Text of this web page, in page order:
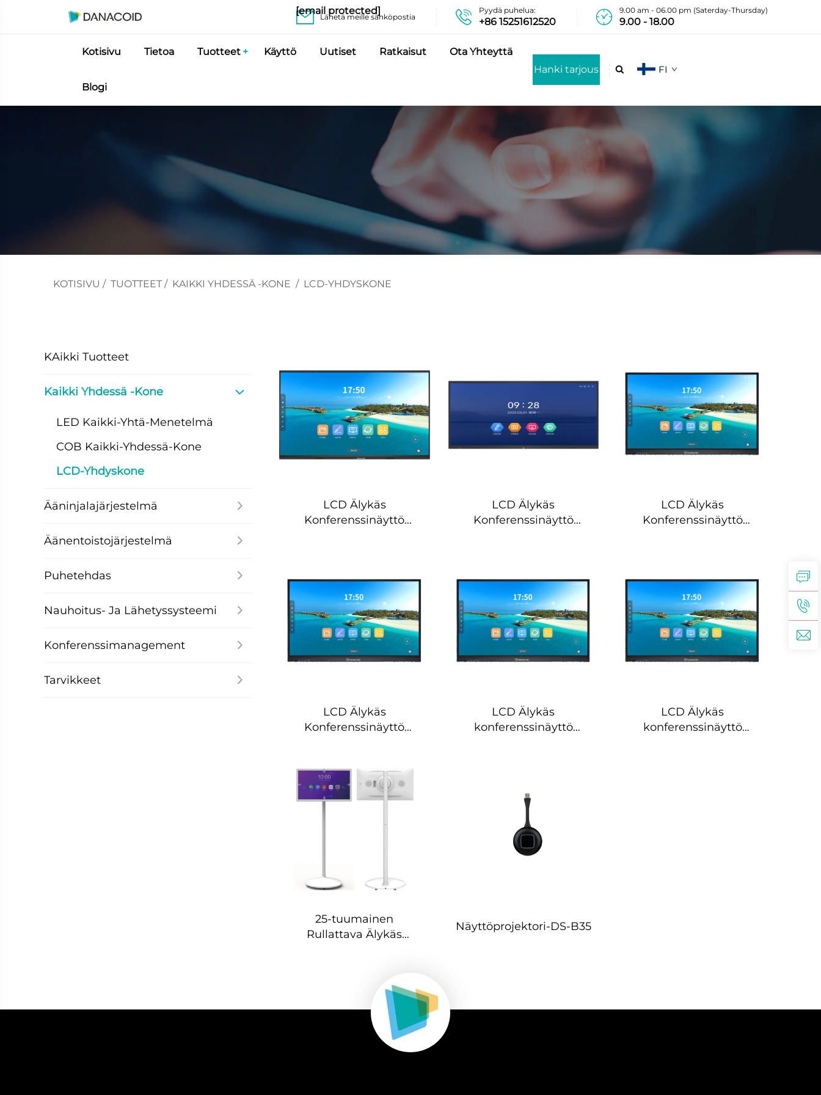
Lähetä meille sähköpostia
[email protected] Pyydä puhelua:
+86 15251612520
9.00 am - 06.00 pm (Saterday-Thursday)
9.00 - 18.00
Kotisivu Tietoa Tuotteet Käyttö Uutiset Ratkaisut Ota Yhteyttä
Blogi
Hanki tarjous  FI
KOTISIVU / TUOTTEET / KAIKKI YHDESSÄ -KONE / LCD-YHDYSKONE
KAikki Tuotteet
Kaikki Yhdessä -kone
LED Kaikki-Yhtä-Menetelmä
COB Kaikki-Yhdessä-Kone
LCD-Yhdyskone
Ääninjalajärjestelmä
Äänentoistojärjestelmä
Puhetehdas
Nauhoitus- Ja Lähetyssysteemi
Konferenssimanagement
Tarvikkeet
LCD Älykäs
Konferenssinäyttö
LCD Älykäs
Konferenssinäyttö
LCD Älykäs
Konferenssinäyttö
LCD Älykäs
Konferenssinäyttö
LCD Älykäs
konferenssinäyttö
LCD Älykäs
konferenssinäyttö
25-tuumainen
Rullattava Älykäs
Näyttöprojektori-DS-B35